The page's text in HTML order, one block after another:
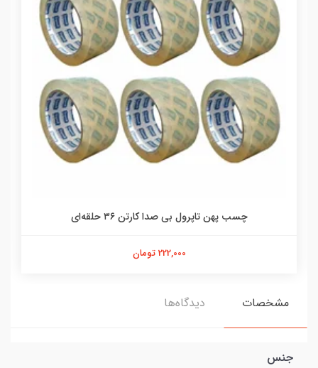
چسب پهن تاپرول بی صدا کارتن ۳۶ حلقه‌ای
222,000 تومان
مشخصات دیدگاه‌ها
جنس